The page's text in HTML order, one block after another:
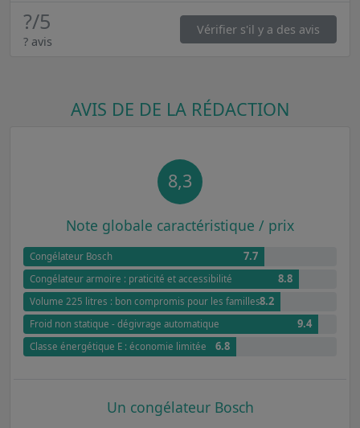
?/5
? avis
Vérifier s'il y a des avis
AVIS DE DE LA RÉDACTION
8,3
Note globale caractéristique / prix
Congélateur Bosch 7.7
Congélateur armoire : praticité et accessibilité 8.8
Volume 225 litres : bon compromis pour les familles8.2
Froid non statique - dégivrage automatique 9.4
Classe énergétique E : économie limitée 6.8
Un congélateur Bosch